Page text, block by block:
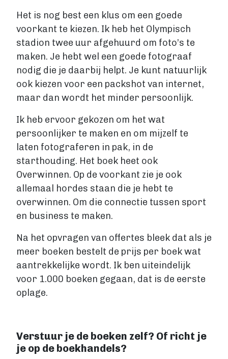
Het is nog best een klus om een goede
voorkant te kiezen. Ik heb het Olympisch
stadion twee uur afgehuurd om foto’s te
maken. Je hebt wel een goede fotograaf
nodig die je daarbij helpt. Je kunt natuurlijk
ook kiezen voor een packshot van internet,
maar dan wordt het minder persoonlijk.
Ik heb ervoor gekozen om het wat
persoonlijker te maken en om mijzelf te
laten fotograferen in pak, in de
starthouding. Het boek heet ook
Overwinnen. Op de voorkant zie je ook
allemaal hordes staan die je hebt te
overwinnen. Om die connectie tussen sport
en business te maken.
Na het opvragen van offertes bleek dat als je
meer boeken bestelt de prijs per boek wat
aantrekkelijke wordt. Ik ben uiteindelijk
voor 1.000 boeken gegaan, dat is de eerste
oplage.
Verstuur je de boeken zelf? Of richt je
je op de boekhandels?